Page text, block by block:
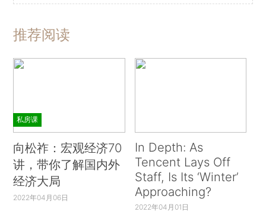
推荐阅读
私房课
向松祚：宏观经济70
讲，带你了解国内外
经济大局
2022年04月06日
In Depth: As
Tencent Lays Off
Staff, Is Its ‘Winter’
Approaching?
2022年04月01日